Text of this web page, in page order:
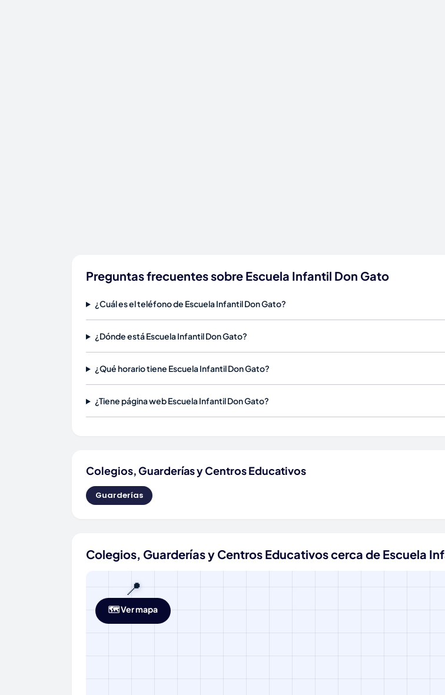
Preguntas frecuentes sobre Escuela Infantil Don Gato
¿Cuál es el teléfono de Escuela Infantil Don Gato?
¿Dónde está Escuela Infantil Don Gato?
¿Qué horario tiene Escuela Infantil Don Gato?
¿Tiene página web Escuela Infantil Don Gato?
Colegios, Guarderías y Centros Educativos
Guarderías
Colegios, Guarderías y Centros Educativos cerca de Escuela
📍
🗺️ Ver mapa